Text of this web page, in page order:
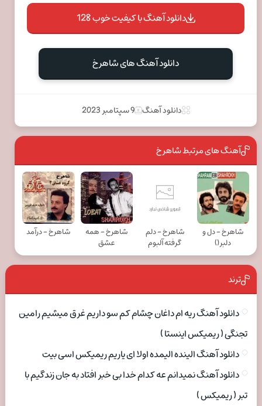
دانلود آهنگ با کیفیت خوب 128
دانلود آهنگ های شاهرخ
دانلود آهنگ 9 سپتامبر 2023
آهنگ های مرتبط شاهرخ
شاهرخ - دل و
دلبر()
شاهرخ - دلم
گرفته آلبوم
شاهرخ - همه
عشق
شاهرخ - درآمد
ترند
دانلود آهنگ ریه ام داغان چشام کم سو داریم غرق میشیم رامین
تجنگی ( ریمیکس اینستا )
دانلود آهنگ الینده الیمده اولا ای یاریم ریمیکس اسی بیت
دانلود آهنگ نمیدانم عه کدام خدا بی خبر افتاد به جان زندگیم با
تبر ( ریمیکس )